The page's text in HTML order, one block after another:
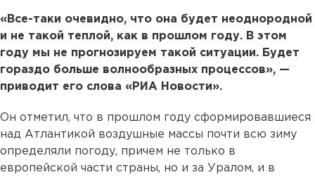
«Все-таки очевидно, что она будет неоднородной
и не такой теплой, как в прошлом году. В этом
году мы не прогнозируем такой ситуации. Будет
гораздо больше волнообразных процессов», —
приводит его слова «РИА Новости».
Он отметил, что в прошлом году сформировавшиеся
над Атлантикой воздушные массы почти всю зиму
определяли погоду, причем не только в
европейской части страны, но и за Уралом, и в